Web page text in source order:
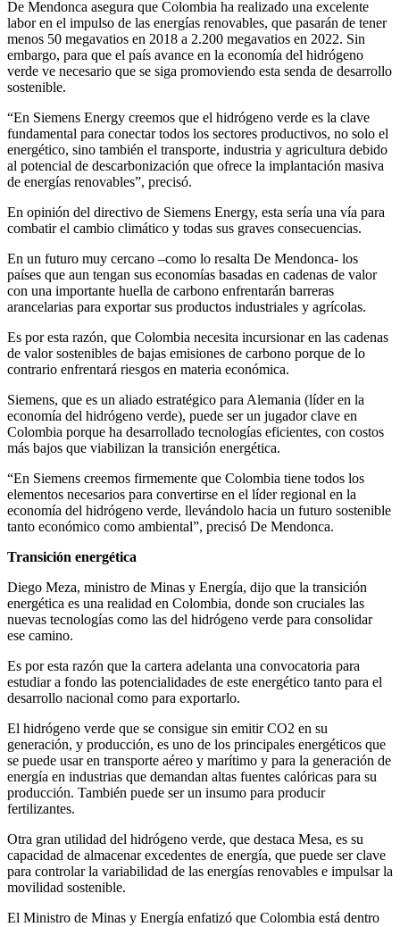
De Mendonca asegura que Colombia ha realizado una excelente
labor en el impulso de las energías renovables, que pasarán de tener
menos 50 megavatios en 2018 a 2.200 megavatios en 2022. Sin
embargo, para que el país avance en la economía del hidrógeno
verde ve necesario que se siga promoviendo esta senda de desarrollo
sostenible.
“En Siemens Energy creemos que el hidrógeno verde es la clave
fundamental para conectar todos los sectores productivos, no solo el
energético, sino también el transporte, industria y agricultura debido
al potencial de descarbonización que ofrece la implantación masiva
de energías renovables”, precisó.
En opinión del directivo de Siemens Energy, esta sería una vía para
combatir el cambio climático y todas sus graves consecuencias.
En un futuro muy cercano –como lo resalta De Mendonca- los
países que aun tengan sus economías basadas en cadenas de valor
con una importante huella de carbono enfrentarán barreras
arancelarias para exportar sus productos industriales y agrícolas.
Es por esta razón, que Colombia necesita incursionar en las cadenas
de valor sostenibles de bajas emisiones de carbono porque de lo
contrario enfrentará riesgos en materia económica.
Siemens, que es un aliado estratégico para Alemania (líder en la
economía del hidrógeno verde), puede ser un jugador clave en
Colombia porque ha desarrollado tecnologías eficientes, con costos
más bajos que viabilizan la transición energética.
“En Siemens creemos firmemente que Colombia tiene todos los
elementos necesarios para convertirse en el líder regional en la
economía del hidrógeno verde, llevándolo hacia un futuro sostenible
tanto económico como ambiental”, precisó De Mendonca.
Transición energética
Diego Meza, ministro de Minas y Energía, dijo que la transición
energética es una realidad en Colombia, donde son cruciales las
nuevas tecnologías como las del hidrógeno verde para consolidar
ese camino.
Es por esta razón que la cartera adelanta una convocatoria para
estudiar a fondo las potencialidades de este energético tanto para el
desarrollo nacional como para exportarlo.
El hidrógeno verde que se consigue sin emitir CO2 en su
generación, y producción, es uno de los principales energéticos que
se puede usar en transporte aéreo y marítimo y para la generación de
energía en industrias que demandan altas fuentes calóricas para su
producción. También puede ser un insumo para producir
fertilizantes.
Otra gran utilidad del hidrógeno verde, que destaca Mesa, es su
capacidad de almacenar excedentes de energía, que puede ser clave
para controlar la variabilidad de las energías renovables e impulsar la
movilidad sostenible.
El Ministro de Minas y Energía enfatizó que Colombia está dentro